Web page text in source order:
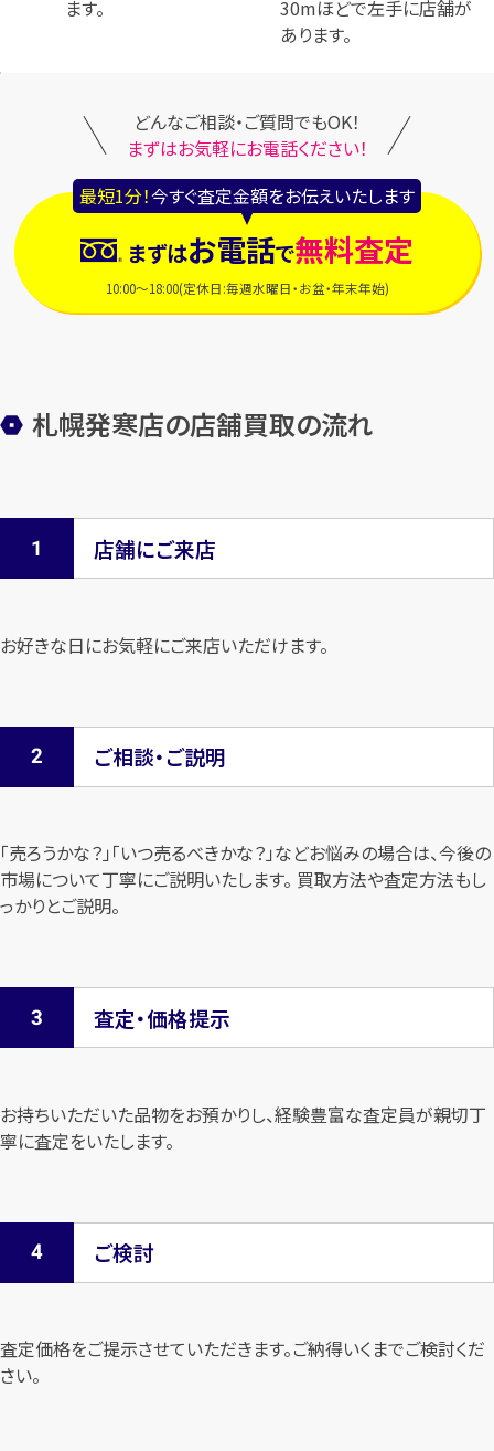
ます。
30mほどで左手に店舗が
あります。
どんなご相談・ご質問でもOK！
まずはお気軽にお電話ください！
最短1分！今すぐ査定金額をお伝えいたします
まずはお電話で無料査定
10:00～18:00(定休日:毎週水曜日・お盆・年末年始)
札幌発寒店の店舗買取の流れ
店舗にご来店
お好きな日にお気軽にご来店いただけます。
ご相談・ご説明
「売ろうかな？」「いつ売るべきかな？」などお悩みの場合は、今後の
市場について丁寧にご説明いたします。 買取方法や査定方法もし
っかりとご説明。
査定・価格提示
お持ちいただいた品物をお預かりし、経験豊富な査定員が親切丁
寧に査定をいたします。
ご検討
査定価格をご提示させていただきます。ご納得いくまでご検討くだ
さい。